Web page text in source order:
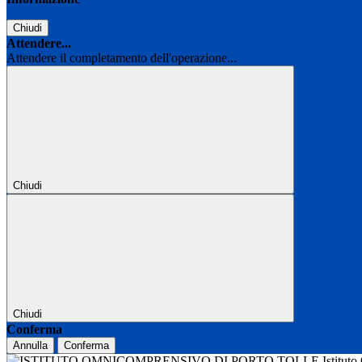
Chiudi
Attendere...
Attendere il completamento dell'operazione...
Chiudi
Chiudi
Conferma
Annulla Conferma